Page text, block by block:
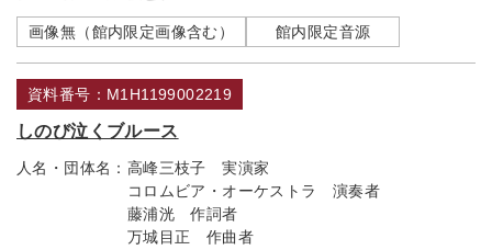
画像無（館内限定画像含む） 館内限定音源
資料番号：M1H1199002219
しのび泣くブルース
人名・団体名： 高峰三枝子 実演家
コロムビア・オーケストラ 演奏者
藤浦洸 作詞者
万城目正 作曲者